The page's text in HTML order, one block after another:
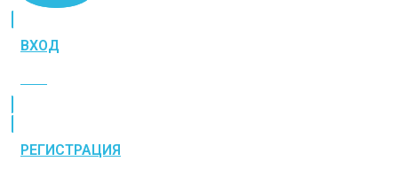
ВХОД
РЕГИСТРАЦИЯ